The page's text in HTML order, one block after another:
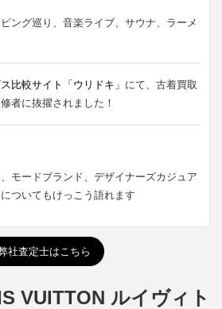
ング巡り、音楽ライブ、サウナ、ラーメ
比較サイト「ウリドキ」 にて、古着買取
者に抜擢されました！
モードブランド、デザイナーズカジュア
ついてもけっこう語れます
社査定士はこちら
VUITTON ルイヴィト